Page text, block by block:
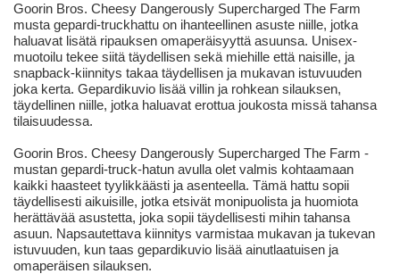
Goorin Bros. Cheesy Dangerously Supercharged The Farm
musta gepardi-truckhattu on ihanteellinen asuste niille, jotka
haluavat lisätä ripauksen omaperäisyyttä asuunsa. Unisex-
muotoilu tekee siitä täydellisen sekä miehille että naisille, ja
snapback-kiinnitys takaa täydellisen ja mukavan istuvuuden
joka kerta. Gepardikuvio lisää villin ja rohkean silauksen,
täydellinen niille, jotka haluavat erottua joukosta missä tahansa
tilaisuudessa.
Goorin Bros. Cheesy Dangerously Supercharged The Farm -
mustan gepardi-truck-hatun avulla olet valmis kohtaamaan
kaikki haasteet tyylikkäästi ja asenteella. Tämä hattu sopii
täydellisesti aikuisille, jotka etsivät monipuolista ja huomiota
herättävää asustetta, joka sopii täydellisesti mihin tahansa
asuun. Napsautettava kiinnitys varmistaa mukavan ja tukevan
istuvuuden, kun taas gepardikuvio lisää ainutlaatuisen ja
omaperäisen silauksen.